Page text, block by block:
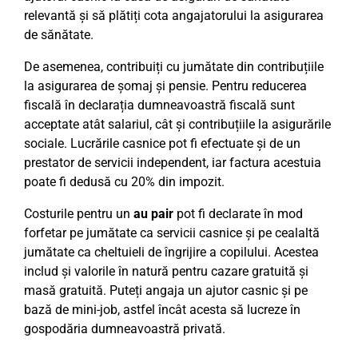
relevantă și să plătiți cota angajatorului la asigurarea
de sănătate.
De asemenea, contribuiți cu jumătate din contribuțiile
la asigurarea de șomaj și pensie. Pentru reducerea
fiscală în declarația dumneavoastră fiscală sunt
acceptate atât salariul, cât și contribuțiile la asigurările
sociale. Lucrările casnice pot fi efectuate și de un
prestator de servicii independent, iar factura acestuia
poate fi dedusă cu 20% din impozit.
Costurile pentru un au pair pot fi declarate în mod
forfetar pe jumătate ca servicii casnice și pe cealaltă
jumătate ca cheltuieli de îngrijire a copilului. Acestea
includ și valorile în natură pentru cazare gratuită și
masă gratuită. Puteți angaja un ajutor casnic și pe
bază de mini-job, astfel încât acesta să lucreze în
gospodăria dumneavoastră privată.